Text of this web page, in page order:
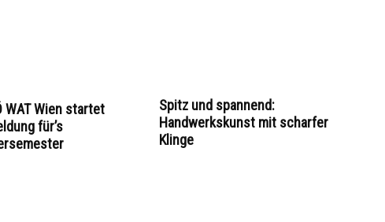
WAT Wien startet
für’s
Spitz und spannend:
Handwerkskunst mit scharfer
Klinge